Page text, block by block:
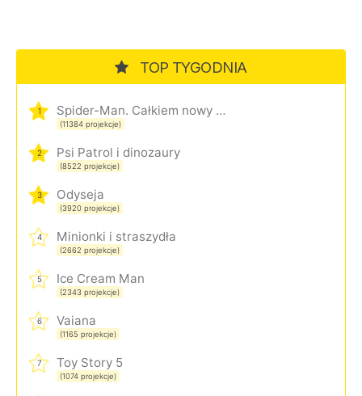
TOP TYGODNIA
1 Spider-Man. Całkiem nowy dzień
(11384 projekcje)
2 Psi Patrol i dinozaury
(8522 projekcje)
3 Odyseja
(3920 projekcje)
4 Minionki i straszydła
(2662 projekcje)
5 Ice Cream Man
(2343 projekcje)
6 Vaiana
(1165 projekcje)
7 Toy Story 5
(1074 projekcje)